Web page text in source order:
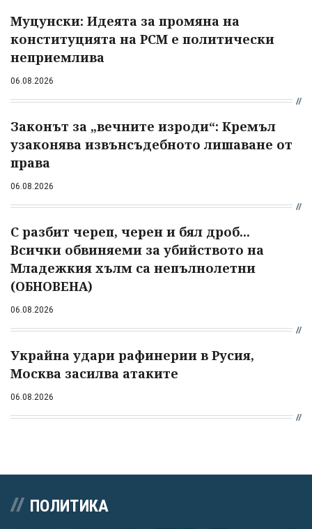
Муцунски: Идеята за промяна на
конституцията на РСМ е политически
неприемлива
06.08.2026
Законът за „вечните изроди“: Кремъл
узаконява извънсъдебното лишаване от
права
06.08.2026
С разбит череп, черен и бял дроб...
Всички обвиняеми за убийството на
Младежкия хълм са непълнолетни
(ОБНОВЕНА)
06.08.2026
Украйна удари рафинерии в Русия,
Москва засилва атаките
06.08.2026
ПОЛИТИКА